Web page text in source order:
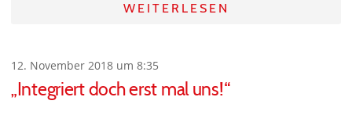
WEITERLESEN
12. November 2018 um 8:35
„Integriert doch erst mal uns!“